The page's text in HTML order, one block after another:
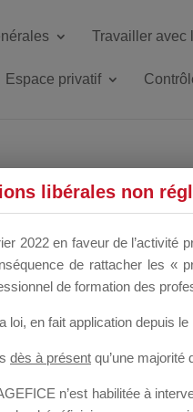
Travailler avec
Espace privatif
libérales non
2022 en faveur de l’activité
de rattacher les «
de formation des
loi, en fait application depuis
dès à présent qu’une majorité
n’est habilitée à